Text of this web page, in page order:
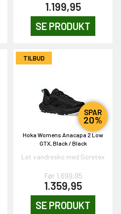
1.199,95
SE PRODUKT
TILBUD
SPAR
20%
Hoka Womens Anacapa 2 Low
GTX, Black / Black
Let vandresko med Goretex
Før 1.699,95
1.359,95
SE PRODUKT